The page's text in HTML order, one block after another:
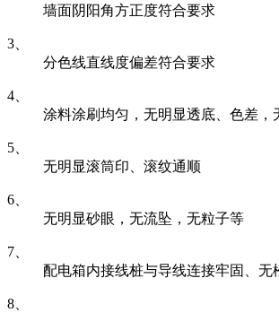
墙面阴阳角方正度符合要求
3、
分色线直线度偏差符合要求
4、
涂料涂刷均匀，无明显透底、色差，
5、
无明显滚筒印、滚纹通顺
6、
无明显砂眼，无流坠，无粒子等
7、
配电箱内接线桩与导线连接牢固、无
8、